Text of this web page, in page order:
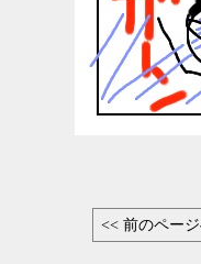
<< 前のペー